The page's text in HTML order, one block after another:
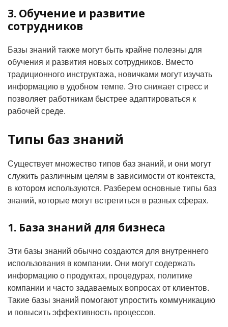
3. Обучение и развитие
сотрудников
Базы знаний также могут быть крайне полезны для
обучения и развития новых сотрудников. Вместо
традиционного инструктажа, новичками могут изучать
информацию в удобном темпе. Это снижает стресс и
позволяет работникам быстрее адаптироваться к
рабочей среде.
Типы баз знаний
Существует множество типов баз знаний, и они могут
служить различным целям в зависимости от контекста,
в котором используются. Разберем основные типы баз
знаний, которые могут встретиться в разных сферах.
1. База знаний для бизнеса
Эти базы знаний обычно создаются для внутреннего
использования в компании. Они могут содержать
информацию о продуктах, процедурах, политике
компании и часто задаваемых вопросах от клиентов.
Такие базы знаний помогают упростить коммуникацию
и повысить эффективность процессов.